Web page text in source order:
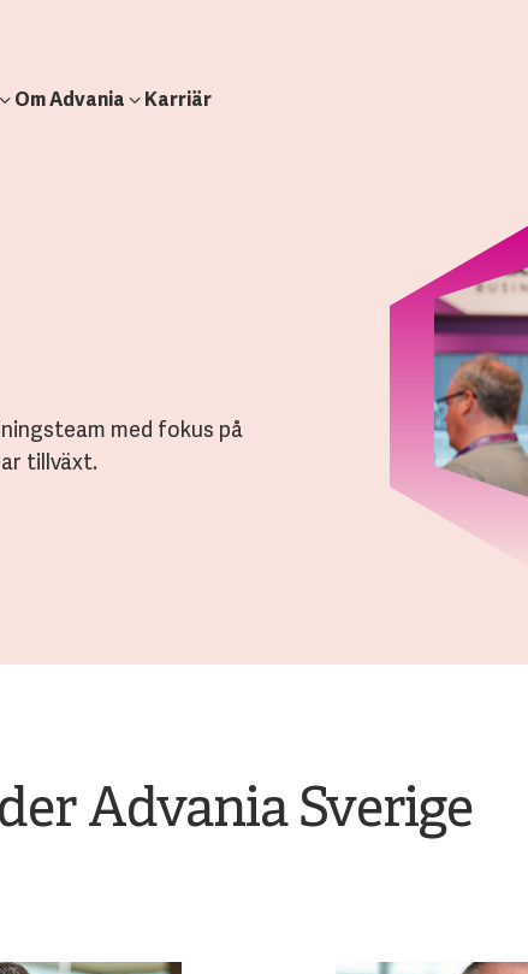
Om Advania Karriär
med fokus på
tillväxt.
Advania Sverige